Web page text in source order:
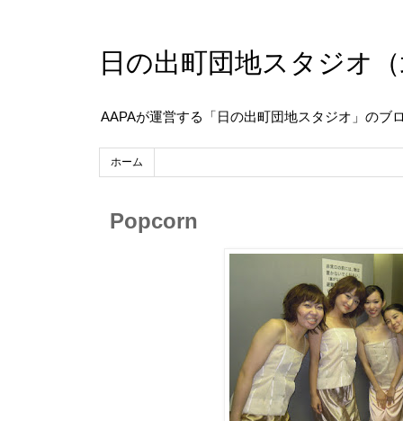
日の出町団地スタジオ
AAPAが運営する「日の出町団地スタジオ」のブ
ホーム
Popcorn